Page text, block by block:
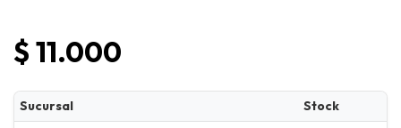
$ 11.000
Sucursal Stock